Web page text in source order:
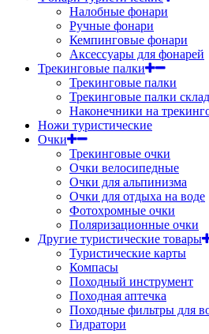
Налобные фонари
Ручные фонари
Кемпинговые фонари
Аксессуары для фонарей
Трекинговые палки
Трекинговые палки
Трекинговые палки
Наконечники на
Ножи туристические
Очки
Трекинговые очки
Очки велосипедные
Очки для альпинизма
Очки для отдыха на воде
Фотохромные очки
Поляризационные очки
Другие туристические товары
Туристические карты
Компасы
Походный инструмент
Походная аптечка
Походные фильтры для
Гидратори